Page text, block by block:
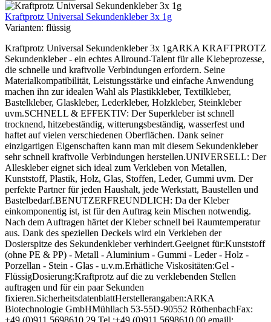
Kraftprotz Universal Sekundenkleber 3x 1g
Varianten: flüssig
Kraftprotz Universal Sekundenkleber 3x 1gARKA KRAFTPROTZ
Sekundenkleber - ein echtes Allround-Talent für alle Klebeprozesse,
die schnelle und kraftvolle Verbindungen erfordern. Seine
Materialkompatibilität, Leistungsstärke und einfache Anwendung
machen ihn zur idealen Wahl als Plastikkleber, Textilkleber,
Bastelkleber, Glaskleber, Lederkleber, Holzkleber, Steinkleber
uvm.SCHNELL & EFFEKTIV: Der Superkleber ist schnell
trocknend, hitzebeständig, witterungsbeständig, wasserfest und
haftet auf vielen verschiedenen Oberflächen. Dank seiner
einzigartigen Eigenschaften kann man mit diesem Sekundenkleber
sehr schnell kraftvolle Verbindungen herstellen.UNIVERSELL: Der
Alleskleber eignet sich ideal zum Verkleben von Metallen,
Kunststoff, Plastik, Holz, Glas, Stoffen, Leder, Gummi uvm. Der
perfekte Partner für jeden Haushalt, jede Werkstatt, Baustellen und
Bastelbedarf.BENUTZERFREUNDLICH: Da der Kleber
einkomponentig ist, ist für den Auftrag kein Mischen notwendig.
Nach dem Auftragen härtet der Kleber schnell bei Raumtemperatur
aus. Dank des speziellen Deckels wird ein Verkleben der
Dosierspitze des Sekundenkleber verhindert.Geeignet für:Kunststoff
(ohne PE & PP) - Metall - Aluminium - Gummi - Leder - Holz -
Porzellan - Stein - Glas - u.v.m.Erhätliche Viskositäten:Gel -
FlüssigDosierung:Kraftprotz auf die zu verklebenden Stellen
auftragen und für ein paar Sekunden
fixieren.SicherheitsdatenblattHerstellerangaben:ARKA
Biotechnologie GmbHMühllach 53-55D-90552 RöthenbachFax: